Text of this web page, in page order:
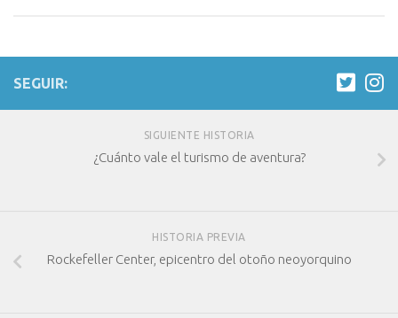
SEGUIR:
SIGUIENTE HISTORIA
¿Cuánto vale el turismo de aventura?
HISTORIA PREVIA
Rockefeller Center, epicentro del otoño neoyorquino